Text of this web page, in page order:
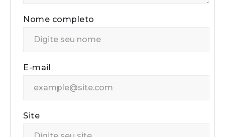
Nome completo
E-mail
Site